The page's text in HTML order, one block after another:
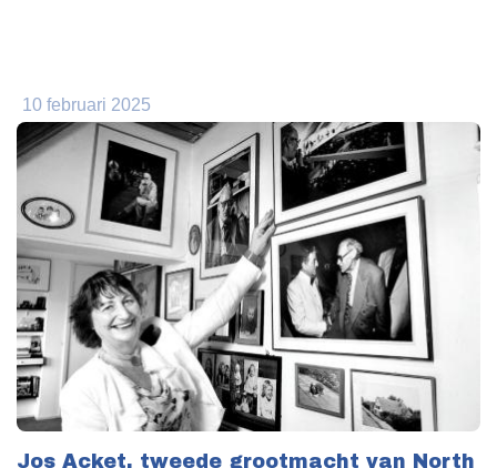
10 februari 2025
Jos Acket, tweede grootmacht van North